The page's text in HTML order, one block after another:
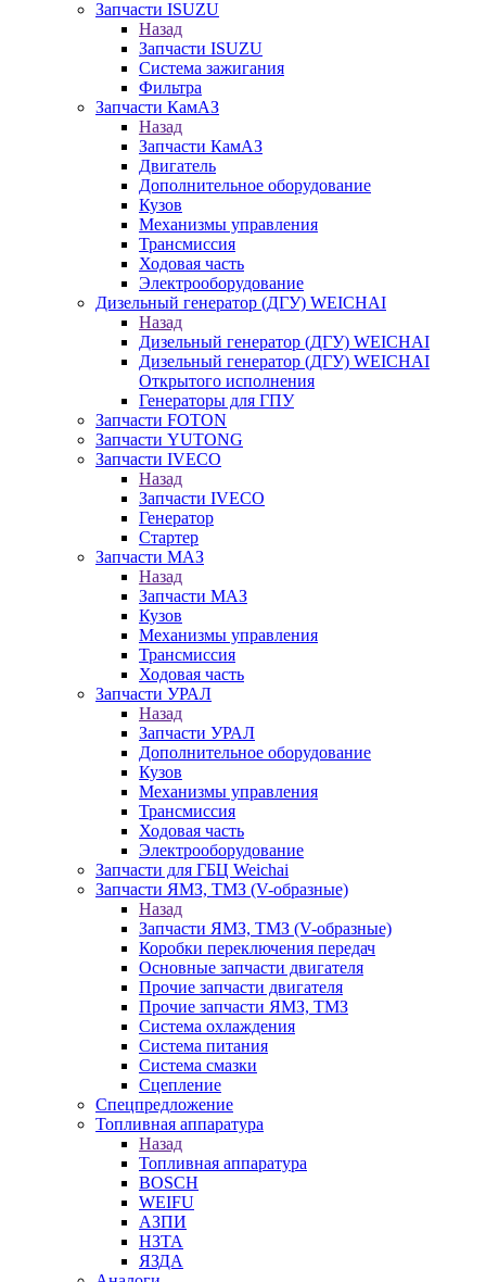
Запчасти ISUZU
Назад
Запчасти ISUZU
Система зажигания
Фильтра
Запчасти КамАЗ
Назад
Запчасти КамАЗ
Двигатель
Дополнительное оборудование
Кузов
Механизмы управления
Трансмиссия
Ходовая часть
Электрооборудование
Дизельный генератор (ДГУ) WEICHAI
Назад
Дизельный генератор (ДГУ) WEICHAI
Дизельный генератор (ДГУ) WEICHAI
Открытого исполнения
Генераторы для ГПУ
Запчасти FOTON
Запчасти YUTONG
Запчасти IVECO
Назад
Запчасти IVECO
Генератор
Стартер
Запчасти МАЗ
Назад
Запчасти МАЗ
Кузов
Механизмы управления
Трансмиссия
Ходовая часть
Запчасти УРАЛ
Назад
Запчасти УРАЛ
Дополнительное оборудование
Кузов
Механизмы управления
Трансмиссия
Ходовая часть
Электрооборудование
Запчасти для ГБЦ Weichai
Запчасти ЯМЗ, ТМЗ (V-образные)
Назад
Запчасти ЯМЗ, ТМЗ (V-образные)
Коробки переключения передач
Основные запчасти двигателя
Прочие запчасти двигателя
Прочие запчасти ЯМЗ, ТМЗ
Система охлаждения
Система питания
Система смазки
Сцепление
Спецпредложение
Топливная аппаратура
Назад
Топливная аппаратура
BOSCH
WEIFU
АЗПИ
НЗТА
ЯЗДА